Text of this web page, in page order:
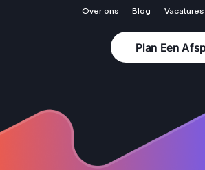
Over ons Blog Vacatures
Plan Een